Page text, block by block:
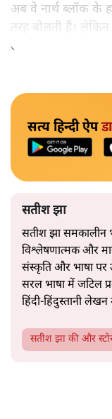
अब वे नार्थ ब्लॉक के
तरह बोलती हैं।
उतनी ही अनुमानित और
सत्य हिन्दी ऐप
सतीश झा
सतीश झा समकालीन
विश्लेषणात्मक और
संस्कृति और भाषा पर
सरल भाषा में जटिल
हिंदी‑हिंदुस्तानी
सतीश झा की और